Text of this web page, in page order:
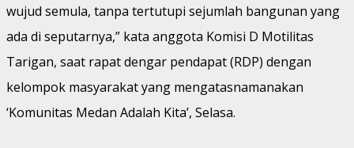
wujud semula, tanpa tertutupi sejumlah bangunan yang
ada di seputarnya,” kata anggota Komisi D Motilitas
Tarigan, saat rapat dengar pendapat (RDP) dengan
kelompok masyarakat yang mengatasnamanakan
‘Komunitas Medan Adalah Kita’, Selasa.